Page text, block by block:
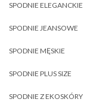
SPODNIE ELEGANCKIE
SPODNIE JEANSOWE
SPODNIE MĘSKIE
SPODNIE PLUS SIZE
SPODNIE Z EKOSKÓRY